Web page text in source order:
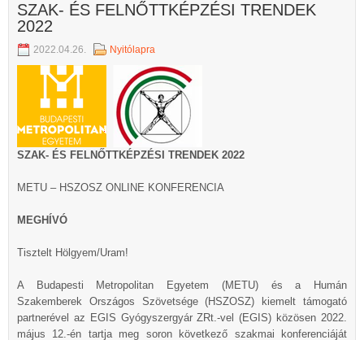
SZAK- ÉS FELNŐTTKÉPZÉSI TRENDEK
2022
2022.04.26. Nyitólapra
SZAK- ÉS FELNŐTTKÉPZÉSI TRENDEK 2022
METU – HSZOSZ ONLINE KONFERENCIA
MEGHÍVÓ
Tisztelt Hölgyem/Uram!
A Budapesti Metropolitan Egyetem (METU) és a Humán
Szakemberek Országos Szövetsége (HSZOSZ) kiemelt támogató
partnerével az EGIS Gyógyszergyár ZRt.-vel (EGIS) közösen 2022.
május 12.-én tartja meg soron következő szakmai konferenciáját